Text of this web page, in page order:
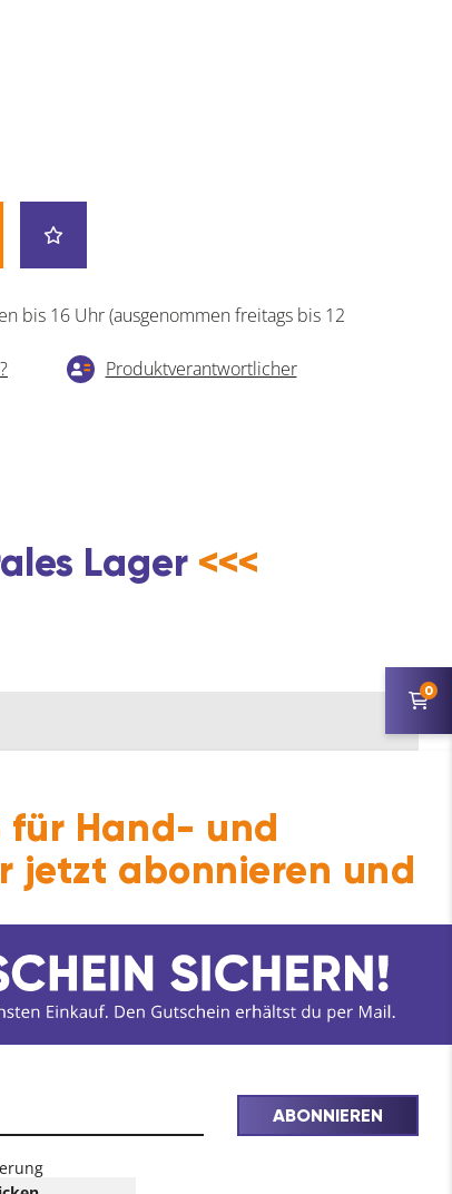
bis 16 Uhr (ausgenommen freitags bis 12
Produktverantwortlicher
Lager <<<
0
für Hand- und
jetzt abonnieren und
ABONNIEREN